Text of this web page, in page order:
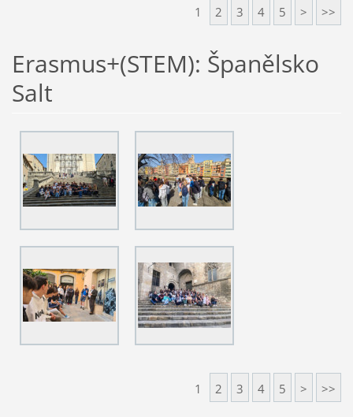
1 2 3 4 5 > >>
Erasmus+(STEM): Španělsko
Salt
1 2 3 4 5 > >>